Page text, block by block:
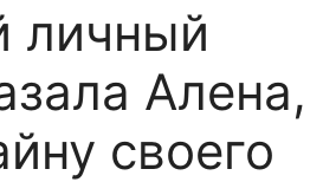
личный
Алена,
своего